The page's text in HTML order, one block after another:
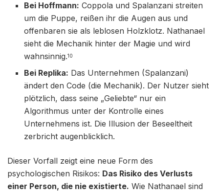
Bei Hoffmann: Coppola und Spalanzani streiten
um die Puppe, reißen ihr die Augen aus und
offenbaren sie als leblosen Holzklotz. Nathanael
sieht die Mechanik hinter der Magie und wird
wahnsinnig.10
Bei Replika: Das Unternehmen (Spalanzani)
ändert den Code (die Mechanik). Der Nutzer sieht
plötzlich, dass seine „Geliebte“ nur ein
Algorithmus unter der Kontrolle eines
Unternehmens ist. Die Illusion der Beseeltheit
zerbricht augenblicklich.
Dieser Vorfall zeigt eine neue Form des
psychologischen Risikos: Das Risiko des Verlusts
einer Person, die nie existierte. Wie Nathanael sind